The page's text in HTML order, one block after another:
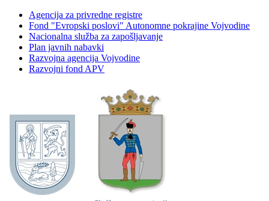
Agencija za privredne registre
Fond "Evropski poslovi" Autonomne pokrajine Vojvodine
Nacionalna služba za zapošljavanje
Plan javnih nabavki
Razvojna agencija Vojvodine
Razvojni fond APV